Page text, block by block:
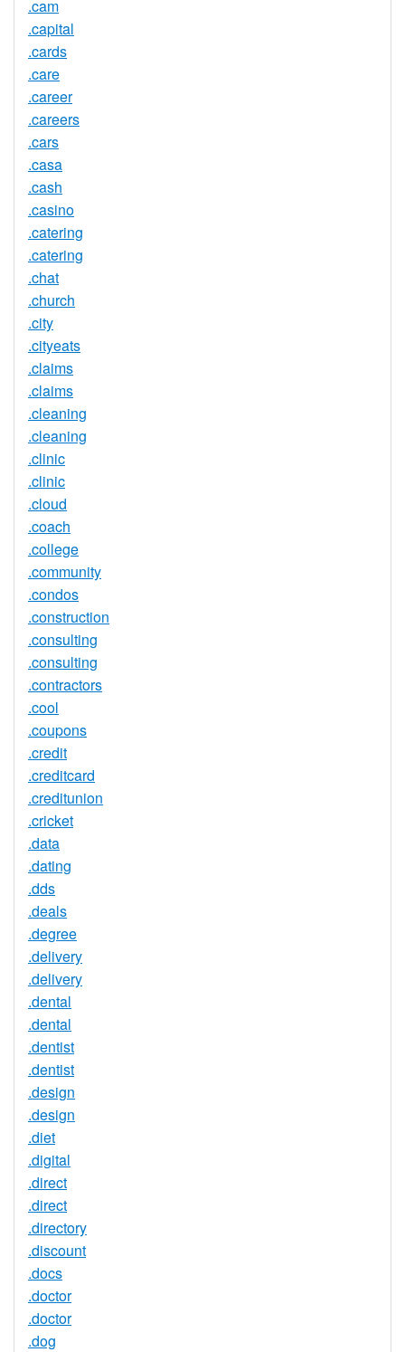
.cam
.capital
.cards
.care
.career
.careers
.cars
.casa
.cash
.casino
.catering
.catering
.chat
.church
.city
.cityeats
.claims
.claims
.cleaning
.cleaning
.clinic
.clinic
.cloud
.coach
.college
.community
.condos
.construction
.consulting
.consulting
.contractors
.cool
.coupons
.credit
.creditcard
.creditunion
.cricket
.data
.dating
.dds
.deals
.degree
.delivery
.delivery
.dental
.dental
.dentist
.dentist
.design
.design
.diet
.digital
.direct
.direct
.directory
.discount
.docs
.doctor
.doctor
.dog